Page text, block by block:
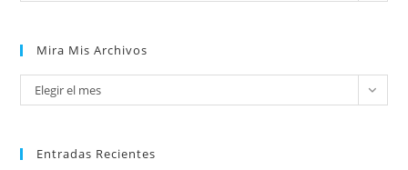
Mira Mis Archivos
Mira
mis
Elegir el mes
Entradas Recientes